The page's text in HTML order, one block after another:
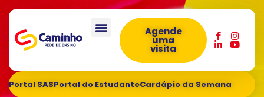
Agende
uma
visita
Portal SASPortal do EstudanteCardápio da Semana